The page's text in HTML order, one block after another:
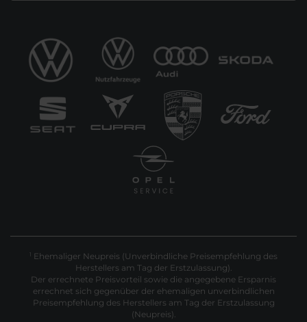
1 Ehemaliger Neupreis (Unverbindliche Preisempfehlung des
Herstellers am Tag der Erstzulassung).
Der errechnete Preisvorteil sowie die angegebene Ersparnis
errechnet sich gegenüber der ehemaligen unverbindlichen
Preisempfehlung des Herstellers am Tag der Erstzulassung
(Neupreis).